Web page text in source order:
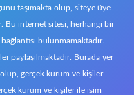
taşımakta olup, siteye üye
Bu internet sitesi, herhangi bir
bulunmamaktadır.
paylaşılmaktadır. Burada yer
gerçek kurum ve kişiler
kurum ve kişiler ile isim